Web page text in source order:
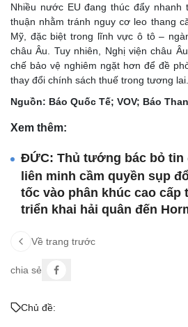
Nhiều nước EU đang thúc đẩy nhanh
thuận nhằm tránh nguy cơ leo thang
Mỹ, đặc biệt trong lĩnh vực ô tô –
châu Âu. Tuy nhiên, Nghị viện châu
chế bảo vệ nghiêm ngặt hơn để đề
thay đổi chính sách thuế trong tương lai.
Nguồn: Báo Quốc Tế; VOV; Báo
Xem thêm:
ĐỨC: Thủ tướng bác bỏ tin
liên minh cầm quyền sụp
tốc vào phân khúc cao cấp
triển khai hải quân đến
Về trang trước
chia sẻ
Chủ đề: